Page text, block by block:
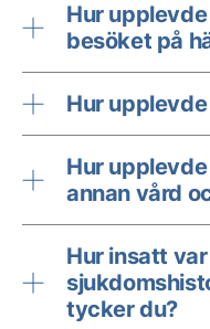
Hur
besöket på
Hur
Hur
annan vård
Hur insatt
tycker du?